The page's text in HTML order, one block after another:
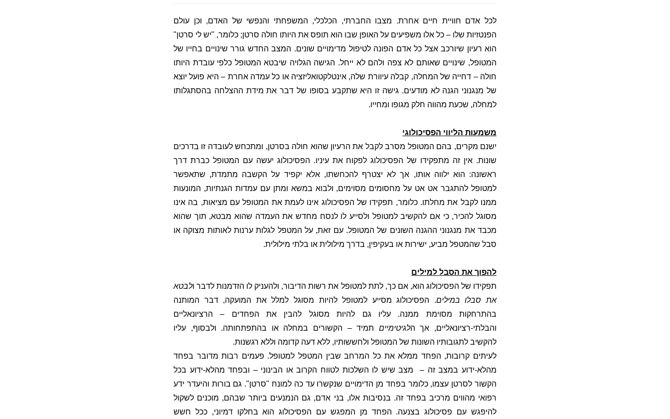
לכל אדם חוויית חיים אחרת. מצבו החברתי, הכלכלי, המשפחתי והנפשי של האדם, וכן עולם
הפנטזיות שלו – כל אלו משפיעים על האופן שבו הוא תופס את היותו חולה סרטן; כלומר, "יש לי סרטן"
הוא רעיון שיורכב אצל כל אדם הפונה לטיפול מדימויים שונים. המצב החדש גורר שינויים בחייו של
המטופל, שינויים שאותם לא צפה ולהם לא ייחל. הגישה הגלויה שיבטא המטופל כלפי עובדת היותו
חולה – דחייה של המחלה, קבלה עיוורת שלה, אינטלקטואליזציה או כל עמדה אחרת – היא פועל יוצא
של מנגנוני הגנה לא מודעים. גישה זו היא שתקבע בסופו של דבר את מידת ההצלחה בהסתגלותו
למחלה, שכעת מהווה חלק מגופו ומחייו.
משמעות הליווי הפסיכולוגי
ישנם מקרים, בהם המטופל מסרב לקבל את הרעיון שהוא חולה בסרטן, ומתכחש לעובדה זו בדרכים
שונות. אין זה מתפקידו של הפסיכולוג לפקוח את עיניו. הפסיכולוג יעשה עם המטופל כברת דרך
ראשונה: הוא ילווה אותו, אך לא יצטרף להכחשתו, אלא יקפיד על הקשבה מתמדת, שתאפשר
למטופל להתגבר אט אט על מחסומים מסוימים, ולבוא במשא ומתן עם עמדות הגנתיות, המונעות
ממנו לקבל את מחלתו. כלומר, תפקידו של הפסיכולוג אינו לעמת את המטופל עם מציאות, בה אינו
מסוגל להכיר, כי אם להקשיב למטופל ולסייע לו לנסח מחדש את העמדה שהוא מבטא, תוך שהוא
מכבד את מנגנוני ההגנה השונים של המטופל. עם זאת, על המטפל לגלות ערנות לאותות מצוקה או
סבל שהמטפל מביע, ישירות או בעקיפין, בדרך מילולית או בלתי מילולית.
להפוך את הסבל למילים
תפקידו של הפסיכולוג הוא, אם כך, לתת למטופל את רשות הדיבור, ולהעניק לו הזדמנות לדבר ולבטא
את סבלו במילים. הפסיכולוג מסייע למטופל להיות מסוגל למלל את המועקה, דבר המותנה
בהתרחקות מסוימת ממנה. עליו גם להיות מסוגל להבין את הפחדים – הרציונאליים
והבלתי-רציונאליים, אך
הלגיטימיים תמיד – הקשורים במחלה או בהתפתחותה. ולבסוף, עליו
להקשיב לתגובותיו השונות של המטופל ולחששותיו, ללא דעה קדומה וללא רגשנות.
לעיתים קרובות, הפחד ממלא את כל המרחב שבין המטפל למטופל. פעמים רבות מדובר בפחד
מהלא-ידוע במצב זה –
מצב שיש לו השלכות לטווח הקרוב או הבינוני – ובפחד מהלא-ידוע בכל
הקשור לסרטן עצמו, כלומר בפחד מן הדימויים שנקשרו עד כה למונח "סרטן". גם בורות והיעדר ידע
רפואי מהווים מרכיב בפחד זה. בנסיבות אלו, בני אדם, גם הנמנעים ביותר שבהם, מוכנים לשקול
להיפגש עם פסיכולוג בצנעה. הפחד מן המפגש עם הפסיכולוג הוא בחלקו דמיוני, ככל חשש